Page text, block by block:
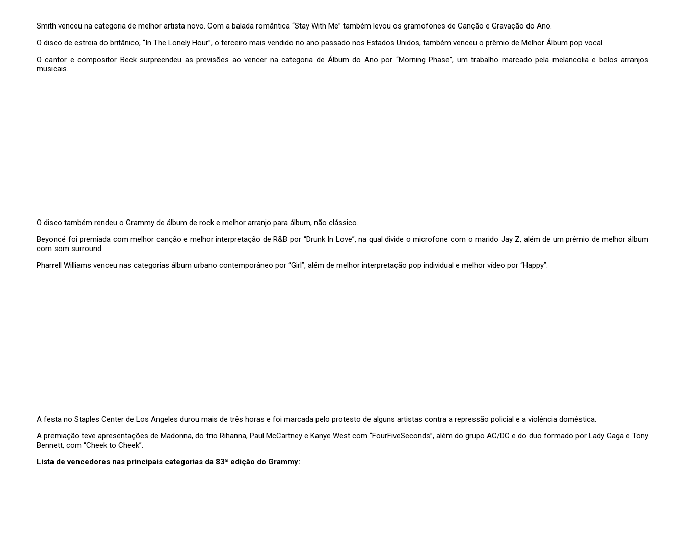
Smith venceu na categoria de melhor artista novo. Com a balada romântica “Stay With Me” também levou os gramofones de Canção e Gravação do Ano.
O disco de estreia do britânico, “In The Lonely Hour”, o terceiro mais vendido no ano passado nos Estados Unidos, também venceu o prêmio de Melhor Álbum pop vocal.
O cantor e compositor Beck surpreendeu as previsões ao vencer na categoria de Álbum do Ano por “Morning Phase”, um trabalho marcado pela melancolia e belos arranjos
musicais.
O disco também rendeu o Grammy de álbum de rock e melhor arranjo para álbum, não clássico.
Beyoncé foi premiada com melhor canção e melhor interpretação de R&B por “Drunk In Love”, na qual divide o microfone com o marido Jay Z, além de um prêmio de melhor álbum
com som surround.
Pharrell Williams venceu nas categorias álbum urbano contemporâneo por “Girl”, além de melhor interpretação pop individual e melhor vídeo por “Happy”.
A festa no Staples Center de Los Angeles durou mais de três horas e foi marcada pelo protesto de alguns artistas contra a repressão policial e a violência doméstica.
A premiação teve apresentações de Madonna, do trio Rihanna, Paul McCartney e Kanye West com “FourFiveSeconds”, além do grupo AC/DC e do duo formado por Lady Gaga e Tony
Bennett, com “Cheek to Cheek”.
Lista de vencedores nas principais categorias da 83ª edição do Grammy: